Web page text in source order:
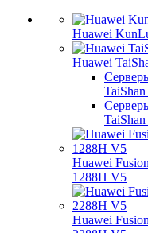
Huawei
Huawei
Huawei
1288H V5
Huawei